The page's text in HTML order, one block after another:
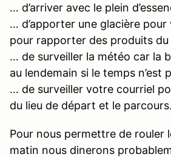
… d’arriver avec le plein
… d’apporter une glacière
pour rapporter des produits
… de surveiller la météo car la
au lendemain si le temps n’est
… de surveiller votre courriel
du lieu de départ et le parcours.
Pour nous permettre de rouler
matin nous dinerons